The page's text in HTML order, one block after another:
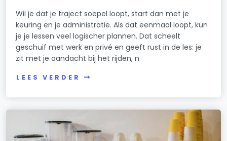
Wil je dat je traject soepel loopt, start dan met je
keuring en je administratie. Als dat eenmaal loopt, kun
je je lessen veel logischer plannen. Dat scheelt
geschuif met werk en privé en geeft rust in de les: je
zit met je aandacht bij het rijden, n
LEES VERDER